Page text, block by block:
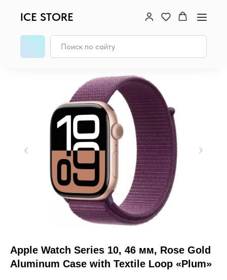
ICE STORE
Главная → Apple Watch → Apple Watch S10
Apple Watch Series 10, 46 мм, Rose Gold
Aluminum Case with Textile Loop «Plum»